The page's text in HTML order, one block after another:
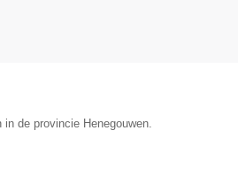
de provincie Henegouwen.